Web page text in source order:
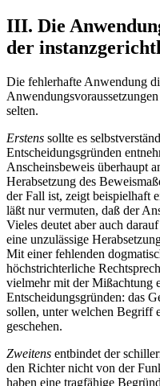
III. Die
der
Die fehlerhafte Anwendung
selten.
Erstens sollte es
Entscheidungsgründen
Anscheinsbeweis überhaupt
Herabsetzung des
der Fall ist, zeigt beispielhaft
läßt nur vermuten, daß der
Vieles deutet aber auch
eine unzulässige
Mit einer fehlenden
höchstrichterliche
vielmehr mit der Mißachtung
Entscheidungsgründen: das
sollen, unter welchen Begriff
geschehen.
Zweitens entbindet der
den Richter nicht von der
haben eine tragfähige